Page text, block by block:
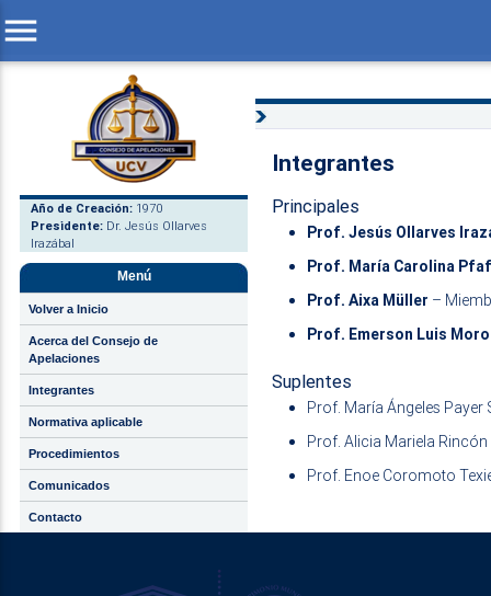
menu
Año de Creación: 1970
Presidente: Dr. Jesús Ollarves
Irazábal
Menú
Volver a Inicio
Acerca del Consejo de
Apelaciones
Integrantes
Normativa aplicable
Procedimientos
Comunicados
Contacto
Integrantes
Principales
Prof. Jesús Ollarves
Prof. María Carolina
Prof. Aixa Müller –
Prof. Emerson Luis Moro
Suplentes
Prof. María Ángeles Payer
Prof. Alicia Mariela Rincón
Prof. Enoe Coromoto